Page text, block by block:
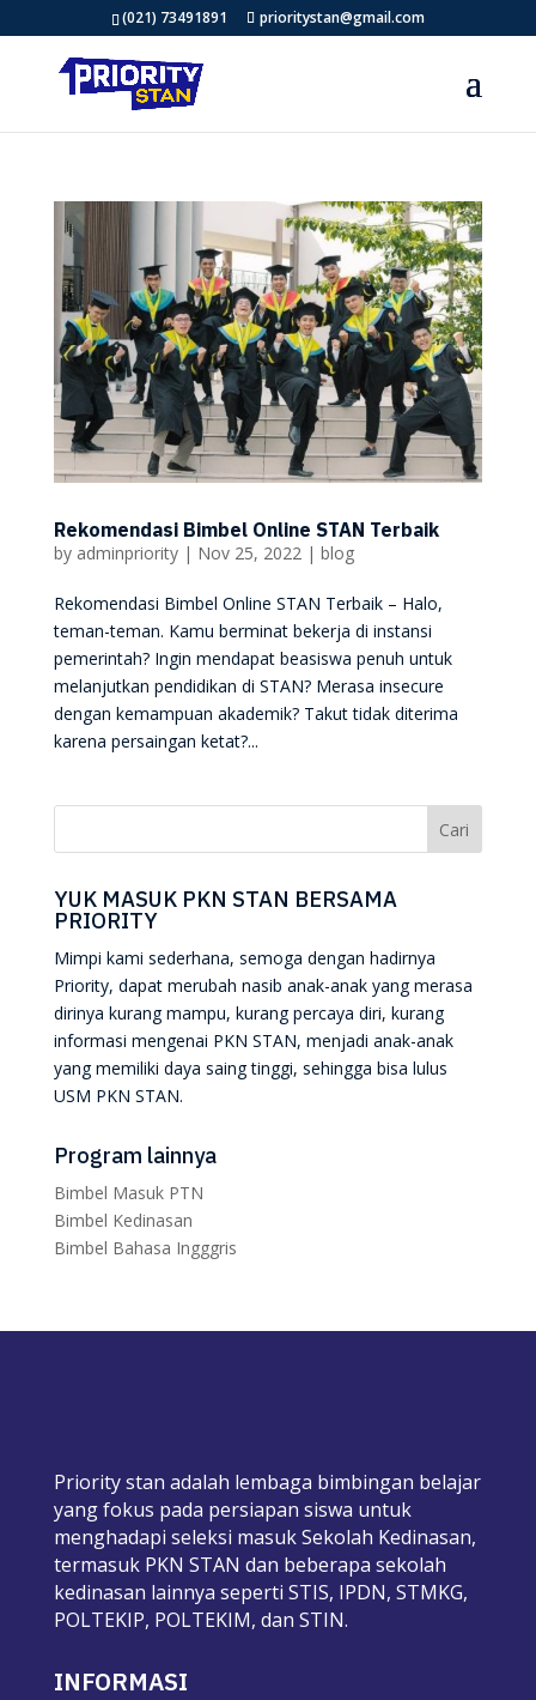
(021) 73491891 prioritystan@gmail.com
Rekomendasi Bimbel Online STAN Terbaik
by adminpriority| Nov 25, 2022| blog
Rekomendasi Bimbel Online STAN Terbaik – Halo,
teman-teman. Kamu berminat bekerja di instansi
pemerintah? Ingin mendapat beasiswa penuh untuk
melanjutkan pendidikan di STAN? Merasa insecure
dengan kemampuan akademik? Takut tidak diterima
karena persaingan ketat?...
YUK MASUK PKN STAN BERSAMA
PRIORITY
Mimpi kami sederhana, semoga dengan hadirnya
Priority, dapat merubah nasib anak-anak yang merasa
dirinya kurang mampu, kurang percaya diri, kurang
informasi mengenai PKN STAN, menjadi anak-anak
yang memiliki daya saing tinggi, sehingga bisa lulus
USM PKN STAN.
Program lainnya
Bimbel Masuk PTN
Bimbel Kedinasan
Bimbel Bahasa Ingggris
Priority stan adalah lembaga bimbingan belajar
yang fokus pada persiapan siswa untuk
menghadapi seleksi masuk Sekolah Kedinasan,
termasuk PKN STAN dan beberapa sekolah
kedinasan lainnya seperti STIS, IPDN, STMKG,
POLTEKIP, POLTEKIM, dan STIN.
INFORMASI